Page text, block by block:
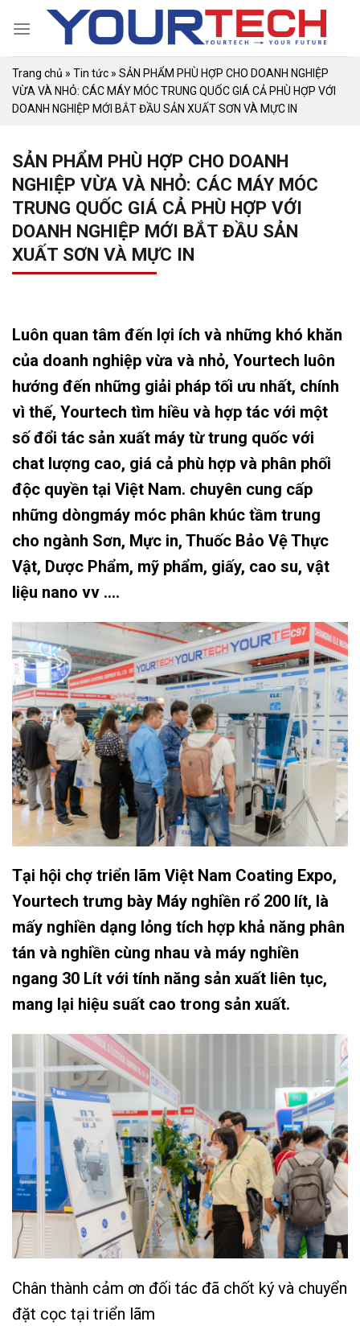
Trang chủ » Tin tức » SẢN PHẨM PHÙ HỢP CHO DOANH NGHIỆP
VỪA VÀ NHỎ: CÁC MÁY MÓC TRUNG QUỐC GIÁ CẢ PHÙ HỢP VỚI
DOANH NGHIỆP MỚI BẮT ĐẦU SẢN XUẤT SƠN VÀ MỰC IN
SẢN PHẨM PHÙ HỢP CHO DOANH
NGHIỆP VỪA VÀ NHỎ: CÁC MÁY MÓC
TRUNG QUỐC GIÁ CẢ PHÙ HỢP VỚI
DOANH NGHIỆP MỚI BẮT ĐẦU SẢN
XUẤT SƠN VÀ MỰC IN
Luôn quan tâm đến lợi ích và những khó khăn
của doanh nghiệp vừa và nhỏ, Yourtech luôn
hướng đến những giải pháp tối ưu nhất, chính
vì thế, Yourtech tìm hiều và hợp tác với một
số đổi tác sản xuất máy từ trung quốc với
chat lượng cao, giá cả phù hợp và phân phối
độc quyền tại Việt Nam. chuyên cung cấp
những dòngmáy móc phân khúc tầm trung
cho ngành Sơn, Mực in, Thuốc Bảo Vệ Thực
Vật, Dược Phẩm, mỹ phẩm, giấy, cao su, vật
liệu nano vv ….
Tại hội chợ triển lãm Việt Nam Coating Expo,
Yourtech trưng bày Máy nghiền rổ 200 lít, là
mấy nghiền dạng lỏng tích hợp khả năng phân
tán và nghiền cùng nhau và máy nghiền
ngang 30 Lít với tính năng sản xuất liên tục,
mang lại hiệu suất cao trong sản xuất.
Chân thành cảm ơn đối tác đã chốt ký và chuyển
đặt cọc tại triển lãm